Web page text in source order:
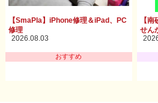
【SmaPla】iPhone修理＆iPad、PC
修理
2026.08.03
おすすめ
【
せん